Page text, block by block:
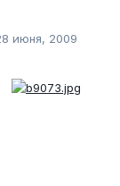
июня, 2009